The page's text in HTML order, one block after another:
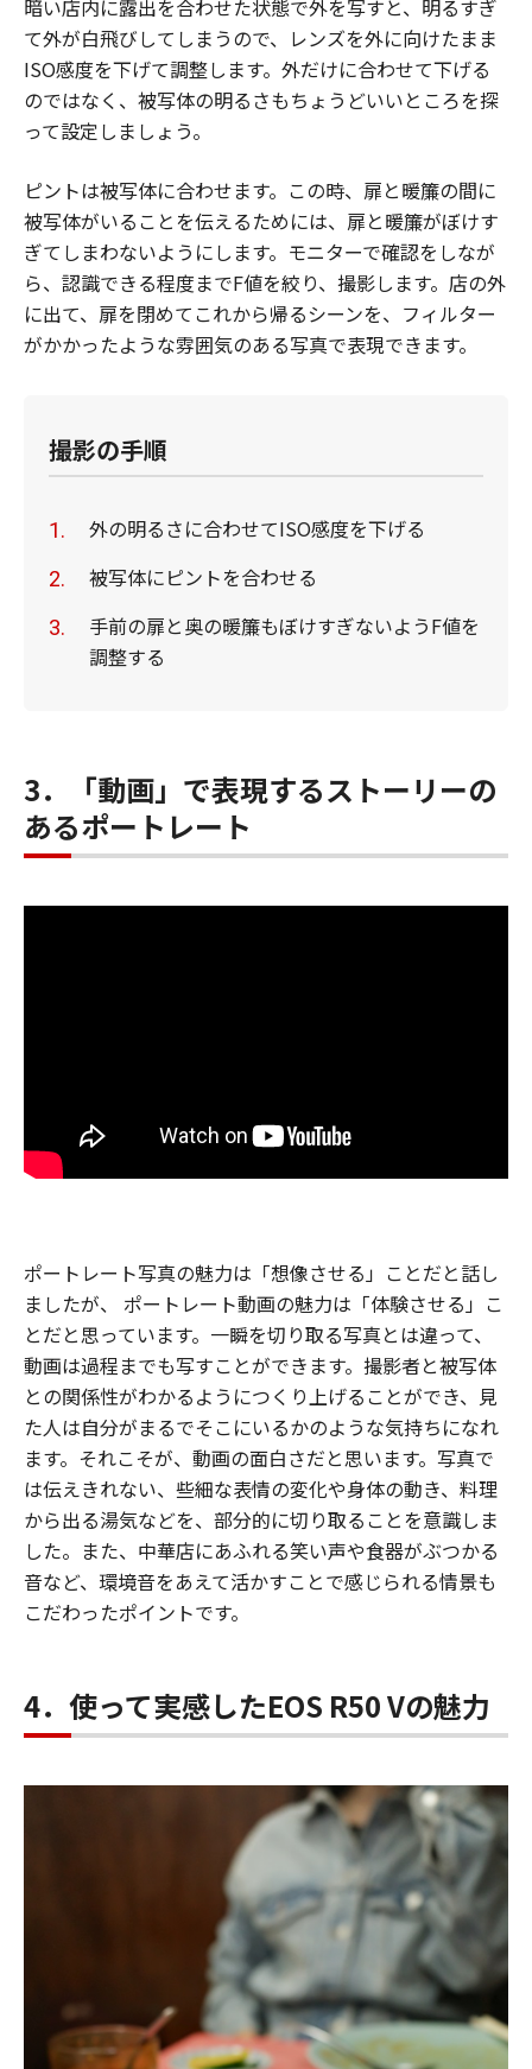
暗い店内に露出を合わせた状態で外を写すと、明るすぎ
て外が白飛びしてしまうので、レンズを外に向けたまま
ISO感度を下げて調整します。外だけに合わせて下げる
のではなく、被写体の明るさもちょうどいいところを探
って設定しましょう。
ピントは被写体に合わせます。この時、扉と暖簾の間に
被写体がいることを伝えるためには、扉と暖簾がぼけす
ぎてしまわないようにします。モニターで確認をしなが
ら、認識できる程度までF値を絞り、撮影します。店の外
に出て、扉を閉めてこれから帰るシーンを、フィルター
がかかったような雰囲気のある写真で表現できます。
撮影の手順
外の明るさに合わせてISO感度を下げる
被写体にピントを合わせる
手前の扉と奥の暖簾もぼけすぎないようF値を
調整する
3．「動画」で表現するストーリーの
あるポートレート
ポートレート写真の魅力は「想像させる」ことだと話し
ましたが、 ポートレート動画の魅力は「体験させる」こ
とだと思っています。一瞬を切り取る写真とは違って、
動画は過程までも写すことができます。撮影者と被写体
との関係性がわかるようにつくり上げることができ、見
た人は自分がまるでそこにいるかのような気持ちになれ
ます。それこそが、動画の面白さだと思います。写真で
は伝えきれない、些細な表情の変化や身体の動き、料理
から出る湯気などを、部分的に切り取ることを意識しま
した。また、中華店にあふれる笑い声や食器がぶつかる
音など、環境音をあえて活かすことで感じられる情景も
こだわったポイントです。
4．使って実感したEOS R50 Vの魅力